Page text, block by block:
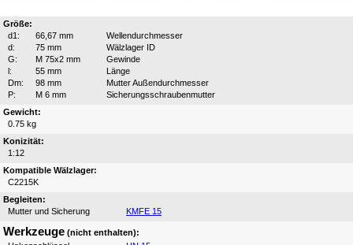
Größe:
d1:
66,67 mm
Wellendurchmesser
d:
75 mm
Wälzlager ID
G:
M 75x2 mm
Gewinde
l:
55 mm
Länge
Dm:
98 mm
Mutter Außendurchmesser
P:
M 6 mm
Sicherungsschraubenmutter
Gewicht:
0.75 kg
Konizität:
1:12
Kompatible Wälzlager:
C2215K
Begleiten:
Mutter und Sicherung
KMFE 15
Werkzeuge (nicht enthalten):